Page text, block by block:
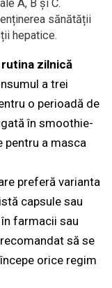
A, B și C.
sănătății
hepatice.
zilnică
a trei
o perioadă de
în smoothie-
pentru a masca
preferă varianta
capsule sau
farmacii sau
să se
orice regim